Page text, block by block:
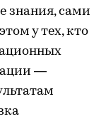
знания, сами
у тех, кто
—